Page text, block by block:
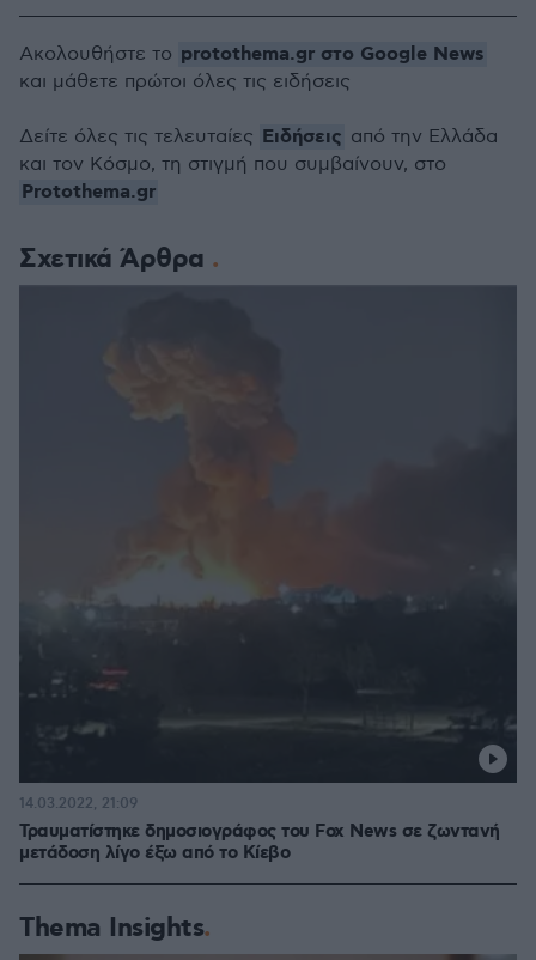
Σχετικά Άρθρα
Τραυματίστηκε δημοσιογράφος του Fox News σε ζωντανή
μετάδοση λίγο έξω από το Κίεβο
14.03.2022, 21:09
Thema Insights
Ακολουθήστε το protothema.gr στο Google News
και μάθετε πρώτοι όλες τις ειδήσεις
Δείτε όλες τις τελευταίες Ειδήσεις από την Ελλάδα
και τον Κόσμο, τη στιγμή που συμβαίνουν, στο
Protothema.gr